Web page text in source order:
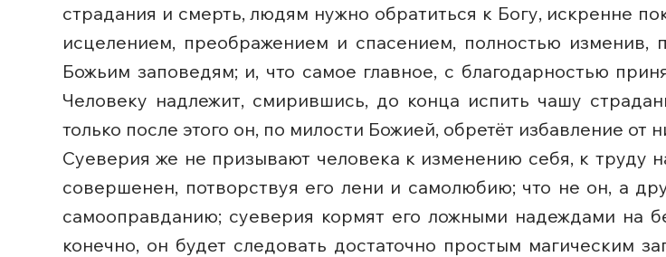
страдания и смерть, людям нужно обратиться к Богу, искренне
исцелением, преображением и спасением, полностью
Божьим заповедям; и, что самое главное, с благодарностью
Человеку надлежит, смирившись, до конца испить чашу
только после этого он, по милости Божией, обретёт избавление от
Суеверия же не призывают человека к изменению себя, к труду
совершенен, потворствуя его лени и самолюбию; что не он, а
самооправданию; суеверия кормят его ложными надеждами на
конечно, он будет следовать достаточно простым магическим